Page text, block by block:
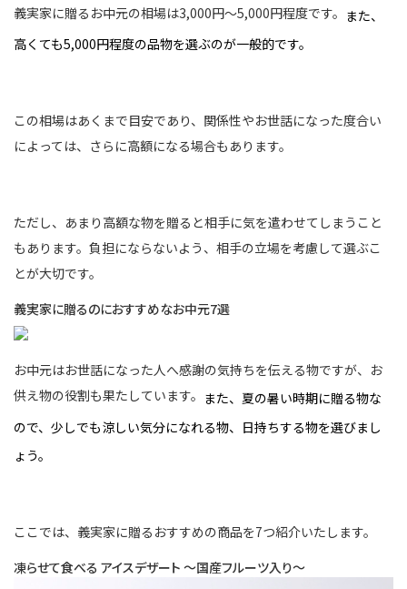
義実家に贈るお中元の相場は3,000円～5,000円程度です。 また、
高くても5,000円程度の品物を選ぶのが一般的です。
この相場はあくまで目安であり、関係性やお世話になった度合い
によっては、さらに高額になる場合もあります。
ただし、あまり高額な物を贈ると相手に気を遣わせてしまうこと
もあります。負担にならないよう、相手の立場を考慮して選ぶこ
とが大切です。
義実家に贈るのにおすすめなお中元7選
お中元はお世話になった人へ感謝の気持ちを伝える物ですが、お
供え物の役割も果たしています。 また、夏の暑い時期に贈る物な
ので、少しでも涼しい気分になれる物、日持ちする物を選びまし
ょう。
ここでは、義実家に贈るおすすめの商品を7つ紹介いたします。
凍らせて食べる アイスデザート 〜国産フルーツ入り〜